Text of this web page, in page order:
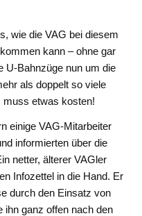
wie die VAG bei diesem
kann – ohne gar
U-Bahnzüge nun um die
als doppelt so viele
muss etwas kosten!
einige VAG-Mitarbeiter
informierten über die
netter, älterer VAGler
Infozettel in die Hand. Er
durch den Einsatz von
ihn ganz offen nach den